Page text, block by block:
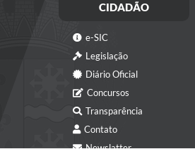
CIDADÃO
e-SIC
Legislação
Diário Oficial
Concursos
Transparência
Contato